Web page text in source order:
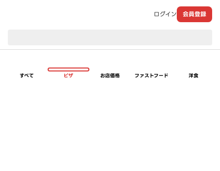
ログイン 会員登録
すべて ピザ お店価格 ファストフード 洋食